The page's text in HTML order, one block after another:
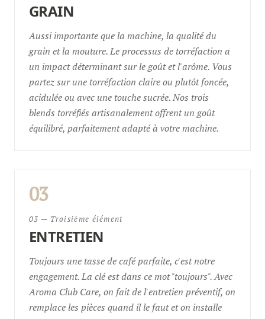
GRAIN
Aussi importante que la machine, la qualité du
grain et la mouture. Le processus de torréfaction a
un impact déterminant sur le goût et l'arôme. Vous
partez sur une torréfaction claire ou plutôt foncée,
acidulée ou avec une touche sucrée. Nos trois
blends torréfiés artisanalement offrent un goût
équilibré, parfaitement adapté à votre machine.
03
03 — Troisième élément
ENTRETIEN
Toujours une tasse de café parfaite, c'est notre
engagement. La clé est dans ce mot "toujours". Avec
Aroma Club Care, on fait de l'entretien préventif, on
remplace les pièces quand il le faut et on installe